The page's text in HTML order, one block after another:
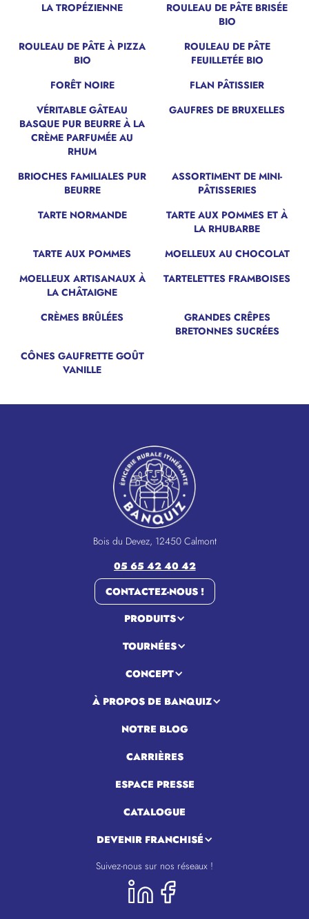
LA TROPÉZIENNE
ROULEAU DE PÂTE BRISÉE
BIO
ROULEAU DE PÂTE À PIZZA
BIO
ROULEAU DE PÂTE
FEUILLETÉE BIO
FORÊT NOIRE
FLAN PÂTISSIER
VÉRITABLE GÂTEAU
BASQUE PUR BEURRE À LA
CRÈME PARFUMÉE AU
RHUM
GAUFRES DE BRUXELLES
BRIOCHES FAMILIALES PUR
BEURRE
ASSORTIMENT DE MINI-
PÂTISSERIES
TARTE NORMANDE
TARTE AUX POMMES ET À
LA RHUBARBE
TARTE AUX POMMES
MOELLEUX AU CHOCOLAT
MOELLEUX ARTISANAUX À
LA CHÂTAIGNE
TARTELETTES FRAMBOISES
CRÈMES BRÛLÉES
GRANDES CRÊPES
BRETONNES SUCRÉES
CÔNES GAUFRETTE GOÛT
VANILLE
Bois du Devez, 12450 Calmont
05 65 42 40 42
CONTACTEZ-NOUS !
PRODUITS
TOURNÉES
CONCEPT
À PROPOS DE BANQUIZ
NOTRE BLOG
CARRIÈRES
ESPACE PRESSE
CATALOGUE
DEVENIR FRANCHISÉ
Suivez-nous sur nos réseaux !